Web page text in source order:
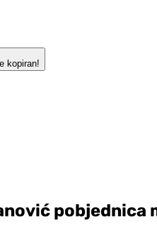
kopiran!
pobjednica